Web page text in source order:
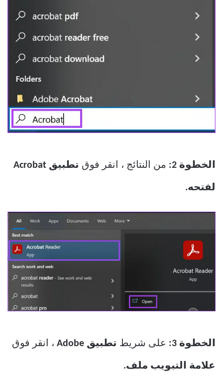
الخطوة 2: من النتائج ، انقر فوق تطبيق Acrobat
لفتحه.
الخطوة 3: على شريط تطبيق Adobe ، انقر فوق
علامة التبويب ملف.